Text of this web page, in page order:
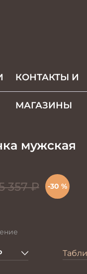
КОНТАКТЫ И
МАГАЗИНЫ
мужская
357₽ -30 %